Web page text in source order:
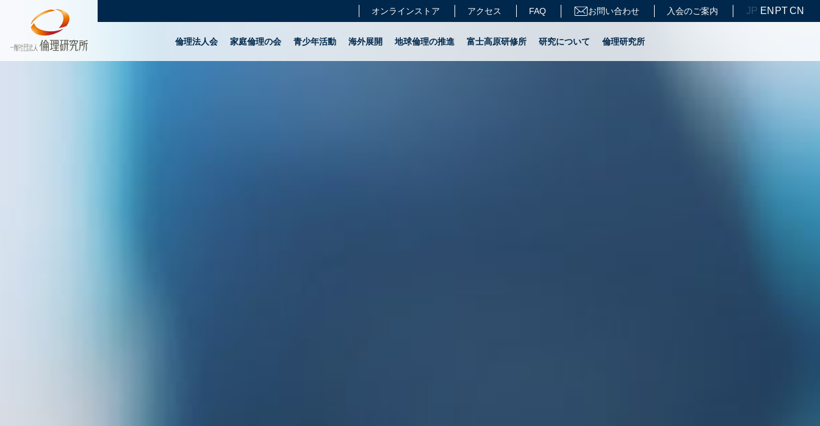
オンラインストア アクセス FAQ お問い合わせ 入会のご案内 JP EN PTCN
倫理法人会 家庭倫理の会 青少年活動 海外展開 地球倫理の推進 富士高原研修所 研究について 倫理研究所